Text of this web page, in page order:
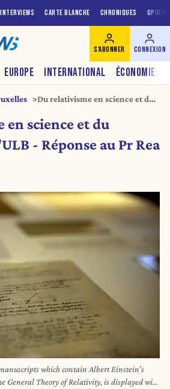
INTERVIEWS CARTE BLANCHE CHRONIQUES
EUROPE INTERNATIONAL ÉCONOMIE
S'ABONNER CONNEXION
Du relativisme en science et du
Pr Rea (Opinion)
en science et du
- Réponse au Pr Rea
which contain Albert Einstein’s
General Theory of Relativity, is displayed with